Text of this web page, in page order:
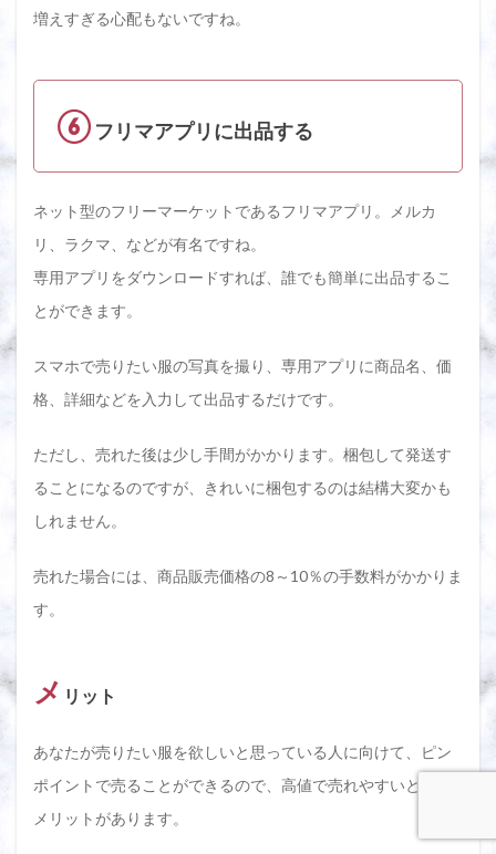
増えすぎる心配もないですね。
⑥ フリマアプリに出品する
ネット型のフリーマーケットであるフリマアプリ。メルカ
リ、ラクマ、などが有名ですね。
専用アプリをダウンロードすれば、誰でも簡単に出品するこ
とができます。
スマホで売りたい服の写真を撮り、専用アプリに商品名、価
格、詳細などを入力して出品するだけです。
ただし、売れた後は少し手間がかかります。梱包して発送す
ることになるのですが、きれいに梱包するのは結構大変かも
しれません。
売れた場合には、商品販売価格の8～10％の手数料がかかりま
す。
メ リット
あなたが売りたい服を欲しいと思っている人に向けて、ピン
ポイントで売ることができるので、高値で売れやすいという
メリットがあります。